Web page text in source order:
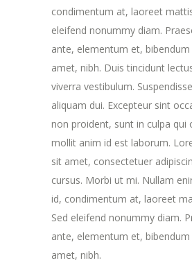
condimentum at, laoreet
eleifend nonummy diam.
ante, elementum et,
amet, nibh. Duis tincidunt
viverra vestibulum.
aliquam dui. Excepteur sint
non proident, sunt in culpa qui
mollit anim id est laborum.
sit amet, consectetuer
cursus. Morbi ut mi. Nullam
id, condimentum at, laoreet
Sed eleifend nonummy diam.
ante, elementum et,
amet, nibh.